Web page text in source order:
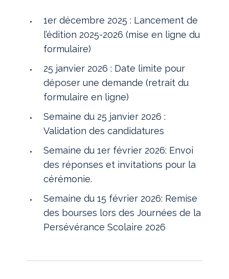
1er décembre 2025 : Lancement de
l’édition 2025-2026 (mise en ligne du
formulaire)
25 janvier 2026 : Date limite pour
déposer une demande (retrait du
formulaire en ligne)
Semaine du 25 janvier 2026 :
Validation des candidatures
Semaine du 1er février 2026: Envoi
des réponses et invitations pour la
cérémonie.
Semaine du 15 février 2026: Remise
des bourses lors des Journées de la
Persévérance Scolaire 2026